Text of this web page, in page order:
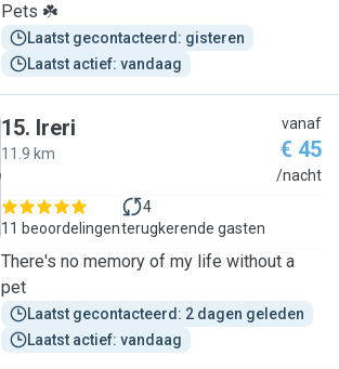
Pets ☘️
Laatst gecontacteerd: gisteren
Laatst actief: vandaag
15. Ireri
11.9 km
vanaf
€ 45
/nacht
11 beoordelingen
4
terugkerende gasten
There's no memory of my life without a
pet
Laatst gecontacteerd: 2 dagen geleden
Laatst actief: vandaag